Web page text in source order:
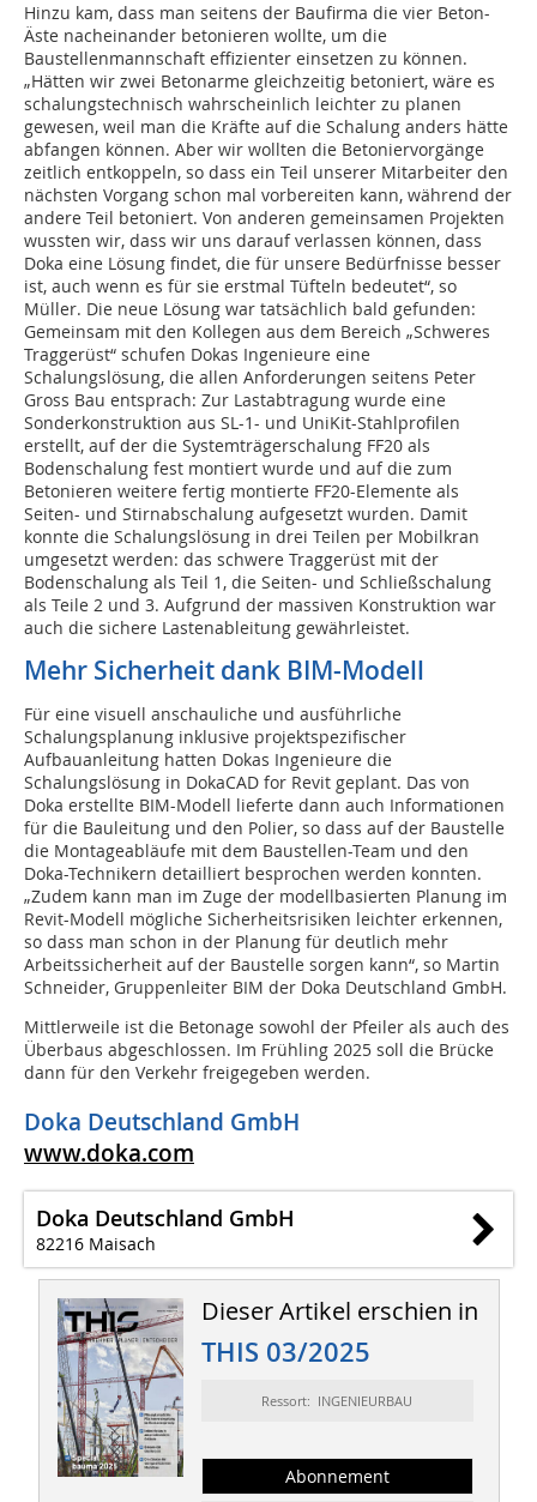
Hinzu kam, dass man seitens der Baufirma die vier Beton-
Äste nacheinander betonieren wollte, um die
Baustellenmannschaft effizienter einsetzen zu können.
„Hätten wir zwei Betonarme gleichzeitig betoniert, wäre es
schalungstechnisch wahrscheinlich leichter zu planen
gewesen, weil man die Kräfte auf die Schalung anders hätte
abfangen können. Aber wir wollten die Betoniervorgänge
zeitlich entkoppeln, so dass ein Teil unserer Mitarbeiter den
nächsten Vorgang schon mal vorbereiten kann, während der
andere Teil betoniert. Von anderen gemeinsamen Projekten
wussten wir, dass wir uns darauf verlassen können, dass
Doka eine Lösung findet, die für unsere Bedürfnisse besser
ist, auch wenn es für sie erstmal Tüfteln bedeutet“, so
Müller. Die neue Lösung war tatsächlich bald gefunden:
Gemeinsam mit den Kollegen aus dem Bereich „Schweres
Traggerüst“ schufen Dokas Ingenieure eine
Schalungslösung, die allen Anforderungen seitens Peter
Gross Bau entsprach: Zur Lastabtragung wurde eine
Sonderkonstruktion aus SL-1- und UniKit-Stahlprofilen
erstellt, auf der die Systemträgerschalung FF20 als
Bodenschalung fest montiert wurde und auf die zum
Betonieren weitere fertig montierte FF20-Elemente als
Seiten- und Stirnabschalung aufgesetzt wurden. Damit
konnte die Schalungslösung in drei Teilen per Mobilkran
umgesetzt werden: das schwere Traggerüst mit der
Bodenschalung als Teil 1, die Seiten- und Schließschalung
als Teile 2 und 3. Aufgrund der massiven Konstruktion war
auch die sichere Lastenableitung gewährleistet.
Mehr Sicherheit dank BIM-Modell
Für eine visuell anschauliche und ausführliche
Schalungsplanung inklusive projektspezifischer
Aufbauanleitung hatten Dokas Ingenieure die
Schalungslösung in DokaCAD for Revit geplant. Das von
Doka erstellte BIM-Modell lieferte dann auch Informationen
für die Bauleitung und den Polier, so dass auf der Baustelle
die Montageabläufe mit dem Baustellen-Team und den
Doka-Technikern detailliert besprochen werden konnten.
„Zudem kann man im Zuge der modellbasierten Planung im
Revit-Modell mögliche Sicherheitsrisiken leichter erkennen,
so dass man schon in der Planung für deutlich mehr
Arbeitssicherheit auf der Baustelle sorgen kann“, so Martin
Schneider, Gruppenleiter BIM der Doka Deutschland GmbH.
Mittlerweile ist die Betonage sowohl der Pfeiler als auch des
Überbaus abgeschlossen. Im Frühling 2025 soll die Brücke
dann für den Verkehr freigegeben werden.
Doka Deutschland GmbH
www.doka.com
Doka Deutschland GmbH
82216 Maisach
Dieser Artikel erschien in
THIS 03/2025
Ressort: INGENIEURBAU
Abonnement